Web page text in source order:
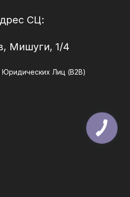
СЦ:
Мишуги, 1/4
Лиц (B2B)